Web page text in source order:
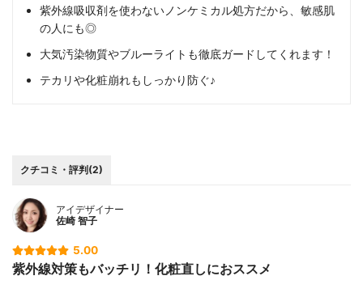
紫外線吸収剤を使わないノンケミカル処方だから、敏感肌
の人にも◎
大気汚染物質やブルーライトも徹底ガードしてくれます！
テカリや化粧崩れもしっかり防ぐ♪
クチコミ・評判(2)
アイデザイナー
佐崎 智子
5.00
紫外線対策もバッチリ！化粧直しにおススメ